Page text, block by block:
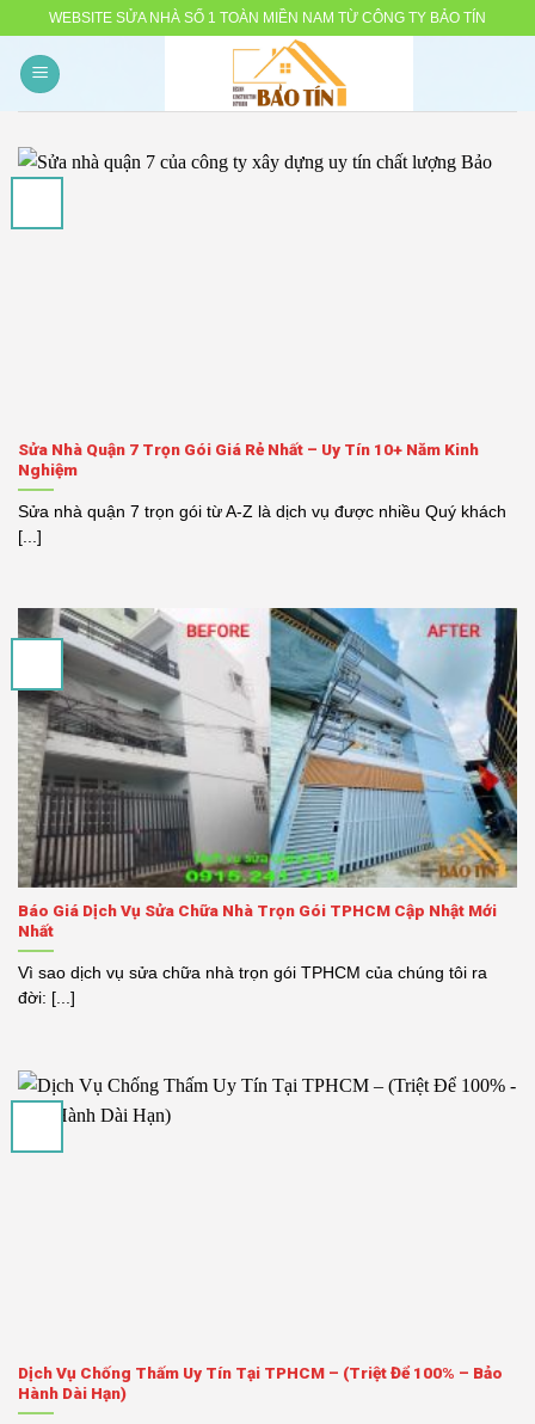
content
WEBSITE SỬA NHÀ SỐ 1 TOÀN MIỀN NAM TỪ CÔNG TY BẢO TÍN
Sửa Nhà Quận 7 Trọn Gói Giá Rẻ Nhất – Uy Tín 10+ Năm Kinh
Nghiệm
Sửa nhà quận 7 trọn gói từ A-Z là dịch vụ được nhiều Quý khách
[...]
Báo Giá Dịch Vụ Sửa Chữa Nhà Trọn Gói TPHCM Cập Nhật Mới
Nhất
Vì sao dịch vụ sửa chữa nhà trọn gói TPHCM của chúng tôi ra
đời: [...]
Dịch Vụ Chống Thấm Uy Tín Tại TPHCM – (Triệt Để 100% – Bảo
Hành Dài Hạn)